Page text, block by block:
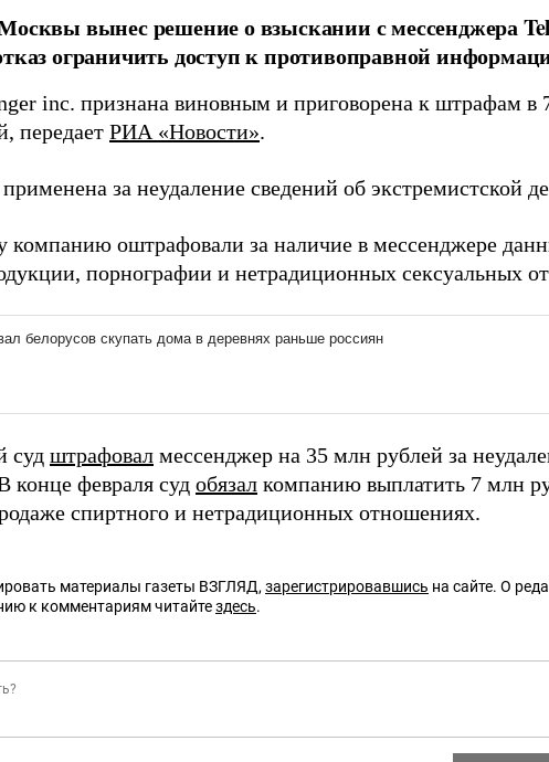
вынес решение о взыскании с мессенджера
ограничить доступ к противоправной
inc. признана виновным и приговорена к штрафам в
передает РИА «Новости».
за неудаление сведений об экстремистской
компанию оштрафовали за наличие в мессенджере
порнографии и нетрадиционных сексуальных
суд штрафовал мессенджер на 35 млн рублей за
конце февраля суд обязал компанию выплатить 7 млн
спиртного и нетрадиционных отношениях.
материалы газеты ВЗГЛЯД, зарегистрировавшись на сайте. О
к комментариям читайтездесь.